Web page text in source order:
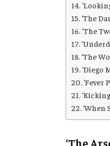
‘The
‘The
‘The
‘Diego
‘Fever
‘When
‘The